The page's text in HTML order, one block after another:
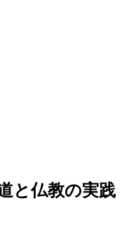
と仏教の実践